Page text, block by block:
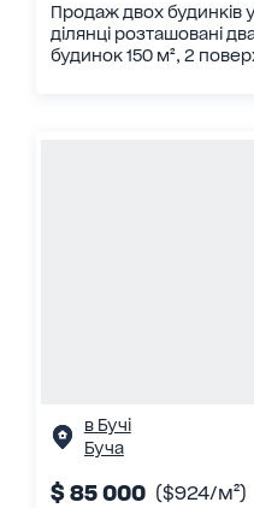
Продаж двох будинків
ділянці розташовані
будинок 150 м², 2
в Бучі
Буча
$ 85 000 ($924/м²)